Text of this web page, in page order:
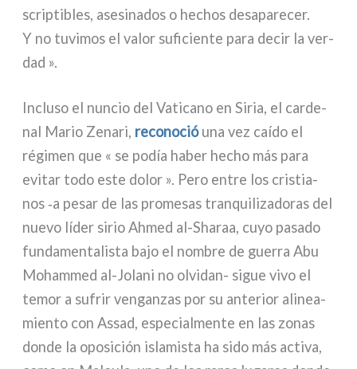
scrip­ti­bles, ase­si­na­dos o hechos desa­pa­re­cer.
Y no tuvi­mos el valor sufi­cien­te para decir la ver­
dad ».
Incluso el nun­cio del Vaticano en Siria, el car­de­
nal Mario Zenari, reco­no­cióuna vez caí­do el
régi­men que « se podía haber hecho más para
evi­tar todo este dolor ». Pero entre los cri­stia­
nos ‑a pesar de las pro­me­sas tran­qui­li­za­do­ras del
nue­vo líder sirio Ahmed al-Sharaa, cuyo pasa­do
fun­da­men­ta­li­sta bajo el nom­bre de guer­ra Abu
Mohammed al-Jolani no olvidan- sigue vivo el
temor a sufrir ven­gan­zas por su ante­rior ali­nea­
mien­to con Assad, espe­cial­men­te en las zonas
don­de la opo­si­ción isla­mi­sta ha sido más acti­va,